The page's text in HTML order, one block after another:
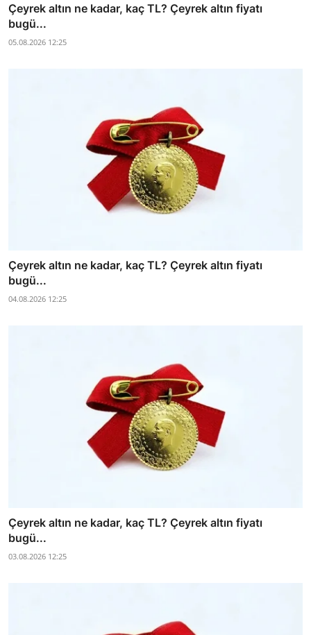
Çeyrek altın ne kadar, kaç TL? Çeyrek altın fiyatı
bugü...
05.08.2026 12:25
Çeyrek altın ne kadar, kaç TL? Çeyrek altın fiyatı
bugü...
04.08.2026 12:25
Çeyrek altın ne kadar, kaç TL? Çeyrek altın fiyatı
bugü...
03.08.2026 12:25